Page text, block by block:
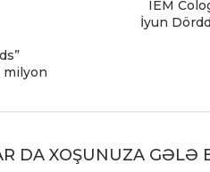
milyon
IEM
İyun
DA XOŞUNUZA GƏLƏ